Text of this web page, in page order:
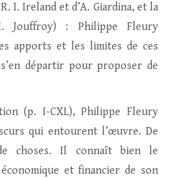
I. Ireland et d’A. Giardina, et la
Jouffroy) : Philippe Fleury
apports et les limites de ces
départir pour proposer de
(p. I-CXL), Philippe Fleury
qui entourent l’œuvre. De
choses. Il connaît bien le
et financier de son